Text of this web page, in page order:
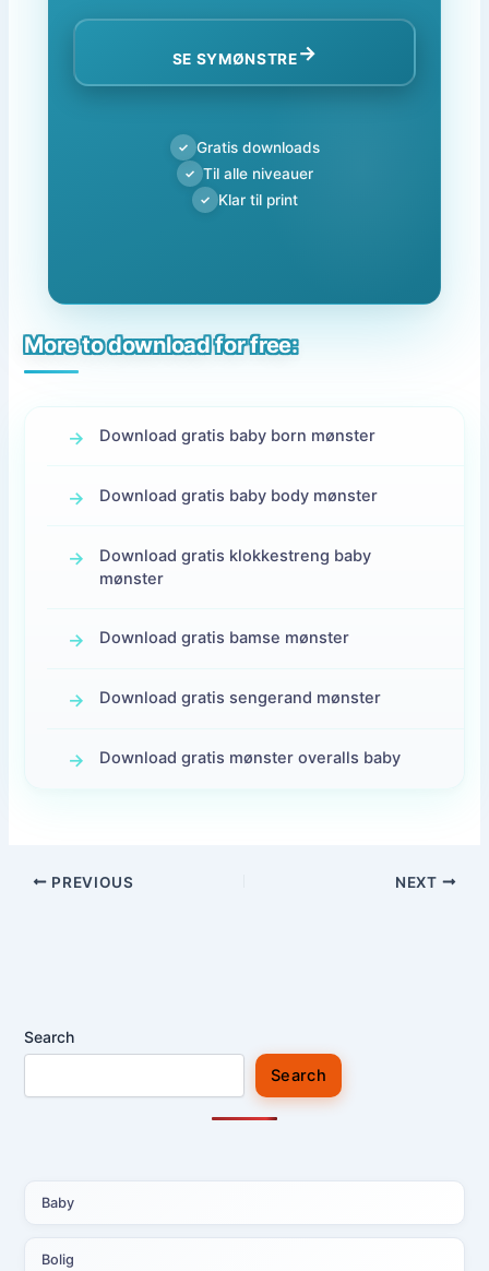
SE SYMØNSTRE→
✓ Gratis downloads
✓ Til alle niveauer
✓ Klar til print
More to download for free:
Download gratis baby born mønster
Download gratis baby body mønster
Download gratis klokkestreng baby
mønster
Download gratis bamse mønster
Download gratis sengerand mønster
Download gratis mønster overalls baby
PREVIOUS NEXT
Search
Search
Baby
Bolig